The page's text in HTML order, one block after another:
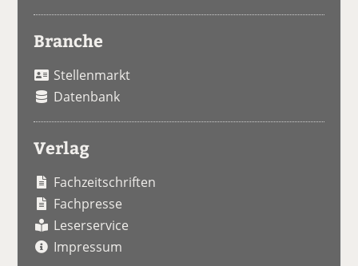
Branche
Stellenmarkt
Datenbank
Verlag
Fachzeitschriften
Fachpresse
Leserservice
Impressum